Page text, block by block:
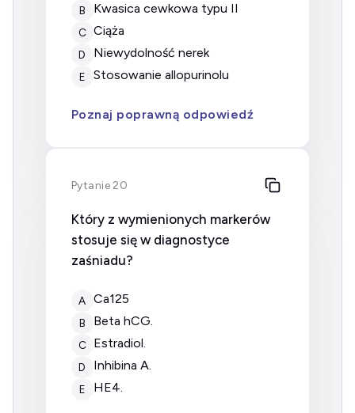
B kwasica cewkowa typu II
C ciąża
D niewydolność nerek
E stosowanie allopurinolu
Poznaj poprawną odpowiedź
Pytanie 20
Który z wymienionych markerów
stosuje się w diagnostyce
zaśniadu?
A Ca125
B beta hCG.
C estradiol.
D inhibina A.
E HE4.